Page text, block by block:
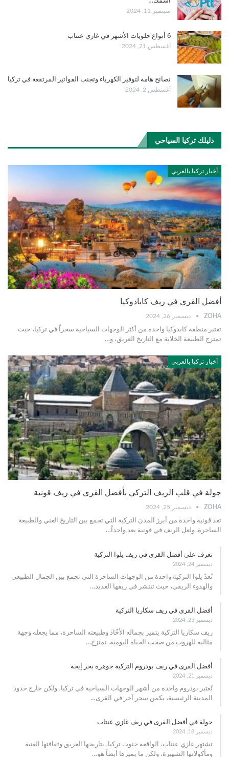
سبتمبر 11, 2024
6 أنواع حلويات الأشهر في غازي عنتاب
أغسطس 21, 2024
نصائح هامة لتوفير الكهرباء وتجنب الفواتير المرتفعة في تركيا
أغسطس 2, 2024
دليلك تركيا السياحي
أخبار تركيا بالعربي
أفضل القرى في ريف كابادوكيا
ZOHA ديسمبر 26, 2024
تعتبر منطقة كابدوكيا واحدة من أكثر الوجهات السياحية سحراً في تركيا، حيث
تمتزج الطبيعة الخلابة مع التاريخ العريق، و…
أخبار تركيا بالعربي
جولة في قلب الريف التركي بأفضل القرى في ريف قونية
ZOHA ديسمبر 25, 2024
تعد قونية واحدة من أبرز المدن التركية التي تجمع بين التاريخ الغني والطبيعة
الساحرة. ولعل الريف في قونية يعد واحداً …
تعرف على أفضل القرى في ريف يلوا التركية
ديسمبر 24, 2024
تُعدّ يلوا التركية واحدة من الوجهات الساحرة التي تجمع بين الجمال الطبيعي
والهدوء الريفي، حيث تنتشر في ريفها العديد …
أفضل القرى في ريف سكاريا التركية
ديسمبر 23, 2024
ريف سكاريا التركية يتميز بجماله الأخّاذ وطبيعته الساحرة، مما يجعله وجهة
مثالية للهروب من صخب الحياة اليومية. تمتزج…
أفضل القرى في ريف بودروم التركية جوهرة بحر إيجة
ديسمبر 21, 2024
تُعتبر بودروم واحدة من أشهر الوجهات السياحية في تركيا، ولكن خارج حدود
المدينة الرئيسية، يكمن سحر آخر في القرى…
جولة في أفضل القرى في ريف غازي عنتاب
ديسمبر 18, 2024
تشتهر غازي عنتاب، الواقعة جنوب تركيا، بتاريخها العريق وثقافتها الغنية
ومأكولاتها الشهيرة، ولكن ما يميزها أيضاً هو…